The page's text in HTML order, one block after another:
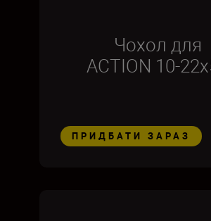
Чохол для
ACTION 10-
ПРИДБАТИ ЗАРАЗ